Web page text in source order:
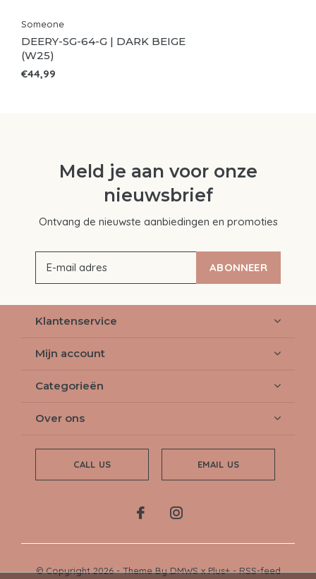
Someone
DEERY-SG-64-G | DARK BEIGE
(W25)
€44,99
Meld je aan voor onze
nieuwsbrief
Ontvang de nieuwste aanbiedingen en promoties
ABONNEER
Klantenservice
Mijn account
Categorieën
Over ons
CALL US EMAIL US
© Copyright2026- Theme ByDMWSxPlus+-RSS-feed